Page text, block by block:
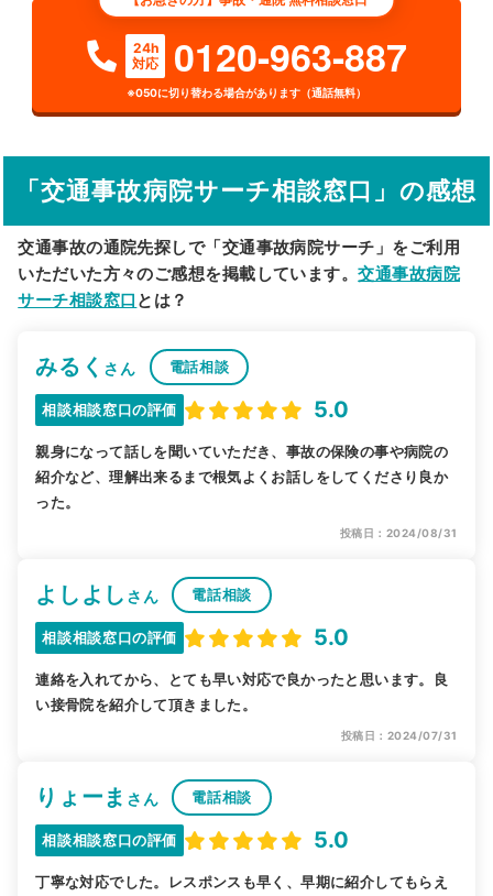
検索する
詳細条件で絞り込む
その他の検索方法
駅から探す 院名から探す
24h
対応
0120-963-887
※050に切り替わる場合があります（通話無料）
「交通事故病院サーチ相談窓口」の感想
交通事故の通院先探しで「交通事故病院サーチ」をご利用
いただいた方々のご感想を掲載しています。交通事故病院
サーチ相談窓口 とは？
みるく さん 電話相談
相談相談窓口の評価 5.0
親身になって話しを聞いていただき、事故の保険の事や病院の
紹介など、理解出来るまで根気よくお話しをしてくださり良か
った。
投稿日：2024/08/31
よしよし さん 電話相談
相談相談窓口の評価 5.0
連絡を入れてから、とても早い対応で良かったと思います。良
い接骨院を紹介して頂きました。
投稿日：2024/07/31
りょーま さん 電話相談
相談相談窓口の評価 5.0
丁寧な対応でした。レスポンスも早く、早期に紹介してもらえ